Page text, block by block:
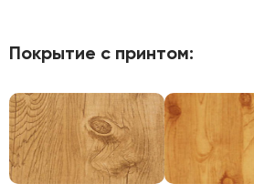
Покрытие с принтом: